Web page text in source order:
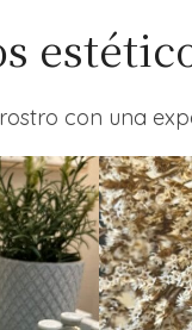
con una